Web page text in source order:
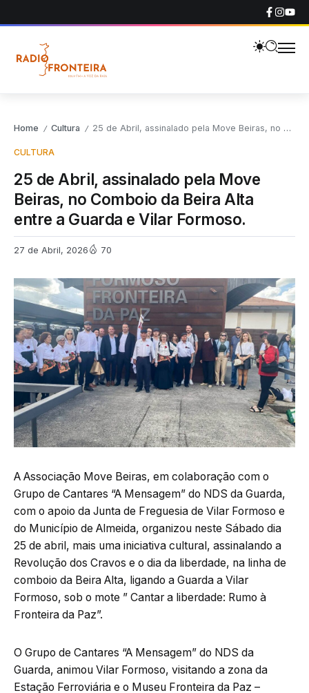
Home / Cultura / 25 de Abril, assinalado pela Move Beiras, no Comboio da Beira Alta entre a Guarda e Vilar Formoso.
CULTURA
25 de Abril, assinalado pela Move
Beiras, no Comboio da Beira Alta
entre a Guarda e Vilar Formoso.
27 de Abril, 2026 70
A Associação Move Beiras, em colaboração com o
Grupo de Cantares “A Mensagem” do NDS da Guarda,
com o apoio da Junta de Freguesia de Vilar Formoso e
do Município de Almeida, organizou neste Sábado dia
25 de abril, mais uma iniciativa cultural, assinalando a
Revolução dos Cravos e o dia da liberdade, na linha de
comboio da Beira Alta, ligando a Guarda a Vilar
Formoso, sob o mote ” Cantar a liberdade: Rumo à
Fronteira da Paz”.
O Grupo de Cantares “A Mensagem” do NDS da
Guarda, animou Vilar Formoso, visitando a zona da
Estação Ferroviária e o Museu Fronteira da Paz –